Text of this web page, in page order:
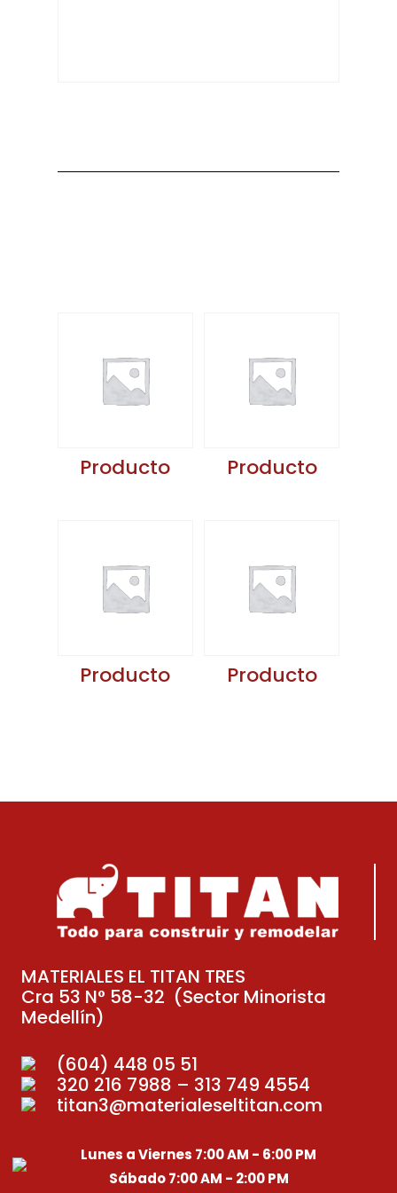
Producto Producto
Producto Producto
MATERIALES EL TITAN TRES
Cra 53 N° 58-32 (Sector Minorista
Medellín)
(604) 448 05 51
320 216 7988 – 313 749 4554
titan3@materialeseltitan.com
Lunes a Viernes 7:00 AM - 6:00 PM
Sábado 7:00 AM - 2:00 PM